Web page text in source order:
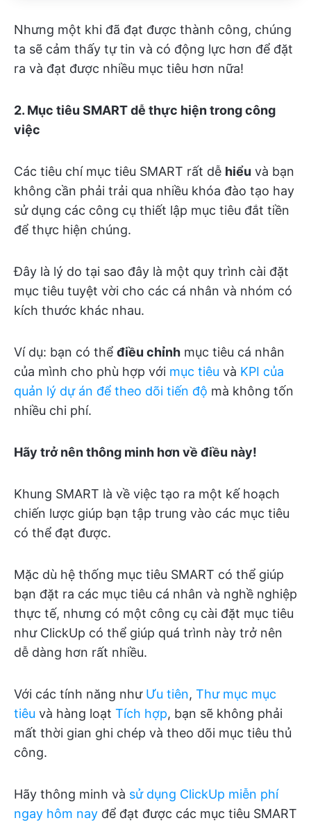
Nhưng một khi đã đạt được thành công, chúng
ta sẽ cảm thấy tự tin và có động lực hơn để đặt
ra và đạt được nhiều mục tiêu hơn nữa!
2. Mục tiêu SMART dễ thực hiện trong công
việc
Các tiêu chí mục tiêu SMART rất dễ hiểu và bạn
không cần phải trải qua nhiều khóa đào tạo hay
sử dụng các công cụ thiết lập mục tiêu đắt tiền
để thực hiện chúng.
Đây là lý do tại sao đây là một quy trình cài đặt
mục tiêu tuyệt vời cho các cá nhân và nhóm có
kích thước khác nhau.
Ví dụ: bạn có thể điều chỉnh mục tiêu cá nhân
của mình cho phù hợp với mục tiêu và KPI của
quản lý dự án để theo dõi tiến độ mà không tốn
nhiều chi phí.
Hãy trở nên thông minh hơn về điều này!
Khung SMART là về việc tạo ra một kế hoạch
chiến lược giúp bạn tập trung vào các mục tiêu
có thể đạt được.
Mặc dù hệ thống mục tiêu SMART có thể giúp
bạn đặt ra các mục tiêu cá nhân và nghề nghiệp
thực tế, nhưng có một công cụ cài đặt mục tiêu
như ClickUp có thể giúp quá trình này trở nên
dễ dàng hơn rất nhiều.
Với các tính năng như Ưu tiên, Thư mục mục
tiêu và hàng loạt Tích hợp, bạn sẽ không phải
mất thời gian ghi chép và theo dõi mục tiêu thủ
công.
Hãy thông minh và sử dụng ClickUp miễn phí
ngay hôm nay để đạt được các mục tiêu SMART